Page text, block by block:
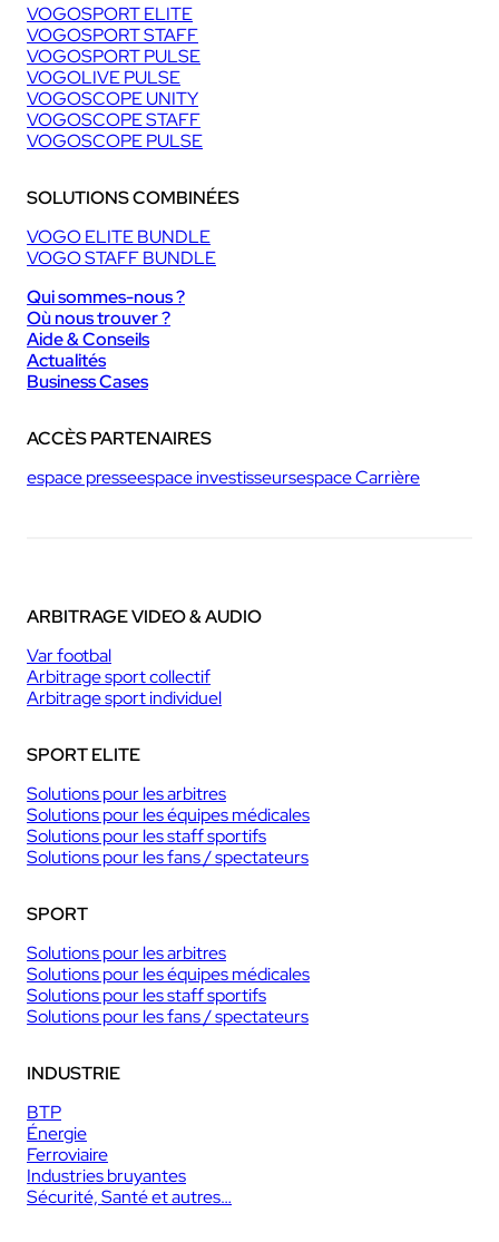
VOGOSPORT ELITE
VOGOSPORT STAFF
VOGOSPORT PULSE
VOGOLIVE PULSE
VOGOSCOPE UNITY
VOGOSCOPE STAFF
VOGOSCOPE PULSE
SOLUTIONS COMBINÉES
VOGO ELITE BUNDLE
VOGO STAFF BUNDLE
Qui sommes-nous ?
Où nous trouver ?
Aide & Conseils
Actualités
Business Cases
ACCÈS PARTENAIRES
espace presseespace investisseursespace Carrière
ARBITRAGE VIDEO & AUDIO
Var footbal
Arbitrage sport collectif
Arbitrage sport individuel
SPORT ELITE
Solutions pour les arbitres
Solutions pour les équipes médicales
Solutions pour les staff sportifs
Solutions pour les fans / spectateurs
SPORT
Solutions pour les arbitres
Solutions pour les équipes médicales
Solutions pour les staff sportifs
Solutions pour les fans / spectateurs
INDUSTRIE
BTP
Énergie
Ferroviaire
Industries bruyantes
Sécurité, Santé et autres…